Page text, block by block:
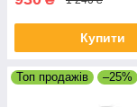
Купити
Топ продажів –25%